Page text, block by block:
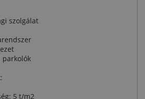
szolgálat
parkolók
5 t/m2